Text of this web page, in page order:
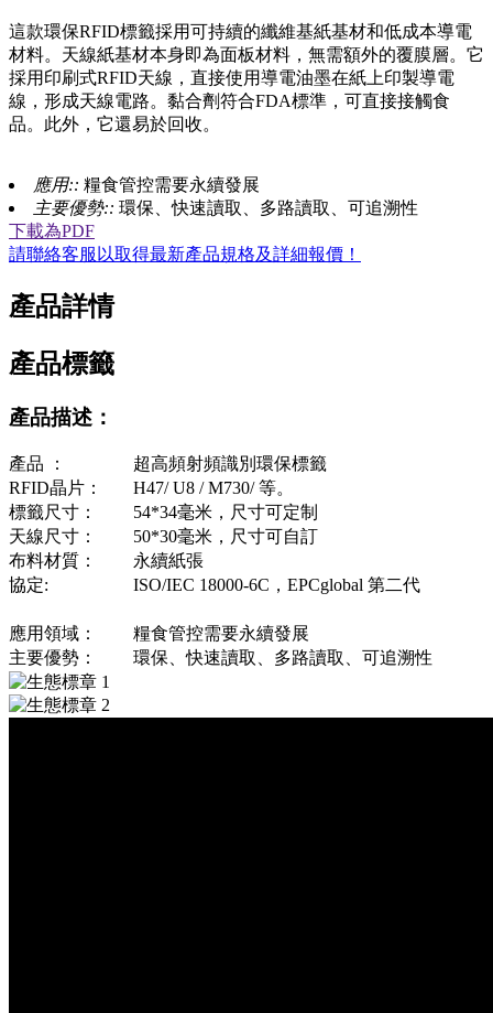
這款環保RFID標籤採用可持續的纖維基紙基材和低成本導電
材料。天線紙基材本身即為面板材料，無需額外的覆膜層。它
採用印刷式RFID天線，直接使用導電油墨在紙上印製導電
線，形成天線電路。黏合劑符合FDA標準，可直接接觸食
品。此外，它還易於回收。
應用:: 糧食管控需要永續發展
主要優勢:: 環保、快速讀取、多路讀取、可追溯性
下載為PDF
請聯絡客服以取得最新產品規格及詳細報價！
產品詳情
產品標籤
產品描述：
產品 ：
超高頻射頻識別環保標籤
RFID晶片：
H47/ U8 / M730/ 等。
標籤尺寸：
54*34毫米，尺寸可定制
天線尺寸：
50*30毫米，尺寸可自訂
布料材質：
永續紙張
協定:
ISO/IEC 18000-6C，EPCglobal 第二代
應用領域：
糧食管控需要永續發展
主要優勢：
環保、快速讀取、多路讀取、可追溯性